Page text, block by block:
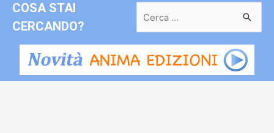
COSA STAI
CERCANDO?
per: